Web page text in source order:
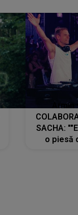
SACHA:
o piesă